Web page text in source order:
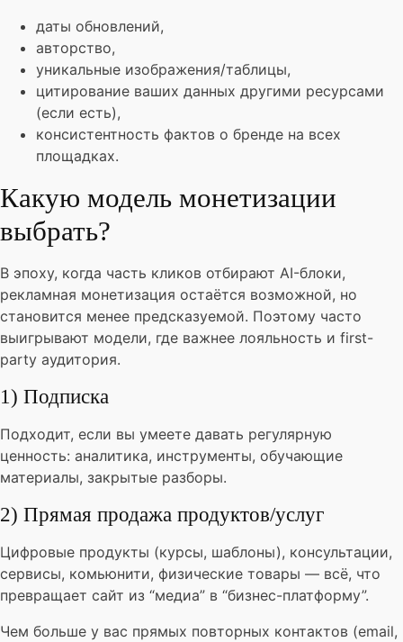
даты обновлений,
авторство,
уникальные изображения/таблицы,
цитирование ваших данных другими ресурсами
(если есть),
консистентность фактов о бренде на всех
площадках.
Какую модель монетизации
выбрать?
В эпоху, когда часть кликов отбирают AI-блоки,
рекламная монетизация остаётся возможной, но
становится менее предсказуемой. Поэтому часто
выигрывают модели, где важнее лояльность и first-
party аудитория.
1) Подписка
Подходит, если вы умеете давать регулярную
ценность: аналитика, инструменты, обучающие
материалы, закрытые разборы.
2) Прямая продажа продуктов/услуг
Цифровые продукты (курсы, шаблоны), консультации,
сервисы, комьюнити, физические товары — всё, что
превращает сайт из “медиа” в “бизнес-платформу”.
Чем больше у вас прямых повторных контактов (email,